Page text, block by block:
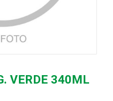
VERDE 340ML